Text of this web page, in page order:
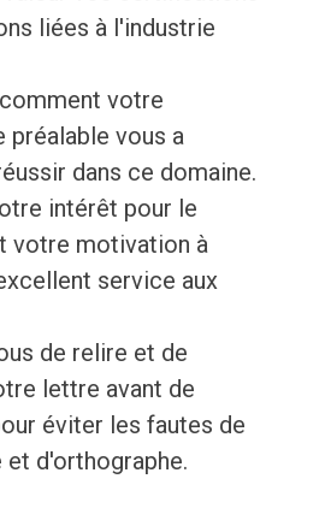
liées à l'industrie
votre
préalable vous a
dans ce domaine.
intérêt pour le
votre motivation à
service aux
de relire et de
lettre avant de
éviter les fautes de
et d'orthographe.